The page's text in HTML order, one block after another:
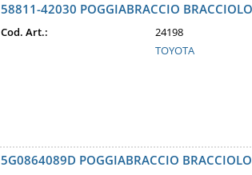
58811-42030 POGGIABRACCIO
Cod. Art.:
24198
TOYOTA
5G0864089D POGGIABRACCIO